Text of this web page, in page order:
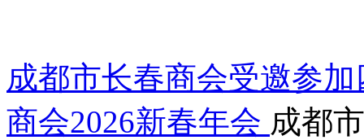
成都市长春商会受邀参
商会2026新春年会 成都